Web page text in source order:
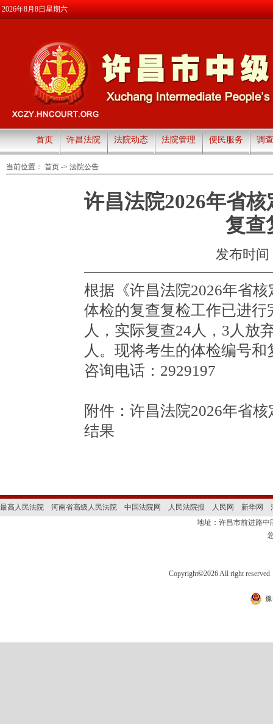
2026年8月8日星期六
首页 许昌法院 法院动态 法院管理 便民服务 调
当前位置： 首页 -> 法院公告
许昌法院2026年省
复查
发布时间
根据《许昌法院2026年省
体检的复查复检工作已进
人，实际复查24人，3人放
人。现将考生的体检编号
咨询电话：2929197
附件： 许昌法院2026年省
结果
最高人民法院 河南省高级人民法院 中国法院网 人民法院报 人民网 新华网
地址：许昌市前进路
Copyright©2026 All right